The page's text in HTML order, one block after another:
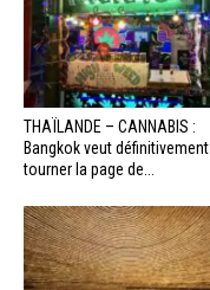
THAÏLANDE – CANNABIS :
Bangkok veut définitivement
tourner la page de...